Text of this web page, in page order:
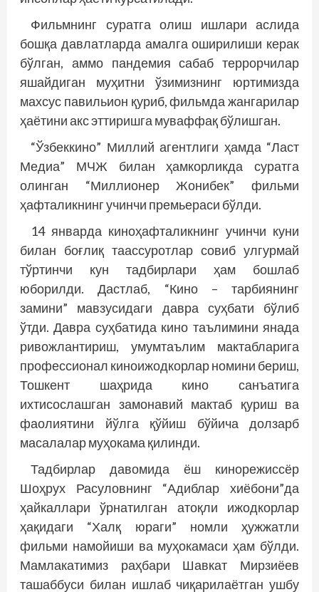
Фильмнинг суратга олиш ишлари аслида
бошқа давлатларда амалга оширилиши керак
бўлган, аммо пандемия сабаб террорчилар
яшайдиган муҳитни ўзимизнинг юртимизда
махсус павильион қуриб, фильмда жангарилар
ҳаётини акс эттиришга муваффақ бўлишган.
“Ўзбеккино” Миллий агентлиги ҳамда “Ласт
Медиа” МЧЖ билан ҳамкорликда суратга
олинган “Миллионер Жонибек” фильми
ҳафталикнинг учинчи премьераси бўлди.
14 январда киноҳафталикнинг учинчи куни
билан боғлиқ таассуротлар совиб улгурмай
тўртинчи кун тадбирлари ҳам бош­лаб
юборилди. Дастлаб, “Кино – тарбиянинг
замини” мавзусидаги давра суҳбати бўлиб
ўтди. Давра суҳбатида кино таълимини янада
ривожлантириш, умумтаълим мактабларига
профессионал киноижодкорлар номини бериш,
Тошкент шаҳрида кино санъатига
ихтисослашган замонавий мактаб қуриш ва
фаолиятини йўлга қўйиш бўйича долзарб
масалалар муҳокама қилинди.
Тадбирлар давомида ёш кинорежиссёр
Шоҳрух Расуловнинг “Адиблар хиёбони”да
ҳайкаллари ўрнатилган атоқли ижодкорлар
ҳақидаги “Халқ юраги” номли ҳужжатли
фильми намойиши ва муҳокамаси ҳам бўлди.
Мамлакатимиз раҳбари Шавкат Мирзиёев
ташаббуси билан ишлаб чиқарилаётган ушбу